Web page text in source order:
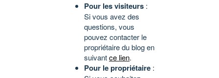
Pour les visiteurs :
Si vous avez des
questions, vous
pouvez contacter le
propriétaire du blog en
suivantce lien.
Pour le propriétaire :